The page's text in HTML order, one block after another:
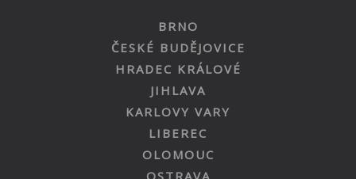
BRNO
ČESKÉ BUDĚJOVICE
HRADEC KRÁLOVÉ
JIHLAVA
KARLOVY VARY
LIBEREC
OLOMOUC
OSTRAVA